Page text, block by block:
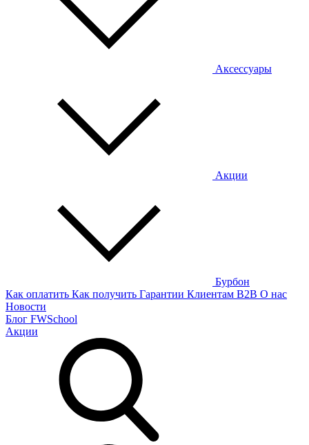
Аксессуары
Акции
Бурбон
Как оплатить Как получить Гарантии Клиентам B2B О нас
Новости
Блог FWSchool
Акции